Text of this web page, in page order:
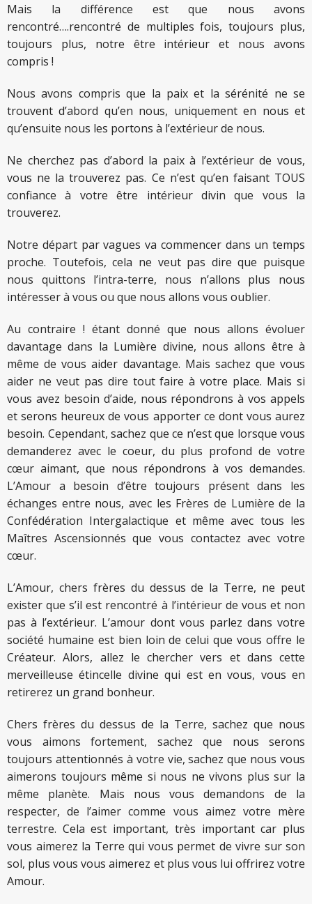
Mais la différence est que nous avons
rencontré….rencontré de multiples fois, toujours plus,
toujours plus, notre être intérieur et nous avons
compris !
Nous avons compris que la paix et la sérénité ne se
trouvent d’abord qu’en nous, uniquement en nous et
qu’ensuite nous les portons à l’extérieur de nous.
Ne cherchez pas d’abord la paix à l’extérieur de vous,
vous ne la trouverez pas. Ce n’est qu’en faisant TOUS
confiance à votre être intérieur divin que vous la
trouverez.
Notre départ par vagues va commencer dans un temps
proche. Toutefois, cela ne veut pas dire que puisque
nous quittons l’intra-terre, nous n’allons plus nous
intéresser à vous ou que nous allons vous oublier.
Au contraire ! étant donné que nous allons évoluer
davantage dans la Lumière divine, nous allons être à
même de vous aider davantage. Mais sachez que vous
aider ne veut pas dire tout faire à votre place. Mais si
vous avez besoin d’aide, nous répondrons à vos appels
et serons heureux de vous apporter ce dont vous aurez
besoin. Cependant, sachez que ce n’est que lorsque vous
demanderez avec le coeur, du plus profond de votre
cœur aimant, que nous répondrons à vos demandes.
L’Amour a besoin d’être toujours présent dans les
échanges entre nous, avec les Frères de Lumière de la
Confédération Intergalactique et même avec tous les
Maîtres Ascensionnés que vous contactez avec votre
cœur.
L’Amour, chers frères du dessus de la Terre, ne peut
exister que s’il est rencontré à l’intérieur de vous et non
pas à l’extérieur. L’amour dont vous parlez dans votre
société humaine est bien loin de celui que vous offre le
Créateur. Alors, allez le chercher vers et dans cette
merveilleuse étincelle divine qui est en vous, vous en
retirerez un grand bonheur.
Chers frères du dessus de la Terre, sachez que nous
vous aimons fortement, sachez que nous serons
toujours attentionnés à votre vie, sachez que nous vous
aimerons toujours même si nous ne vivons plus sur la
même planète. Mais nous vous demandons de la
respecter, de l’aimer comme vous aimez votre mère
terrestre. Cela est important, très important car plus
vous aimerez la Terre qui vous permet de vivre sur son
sol, plus vous vous aimerez et plus vous lui offrirez votre
Amour.